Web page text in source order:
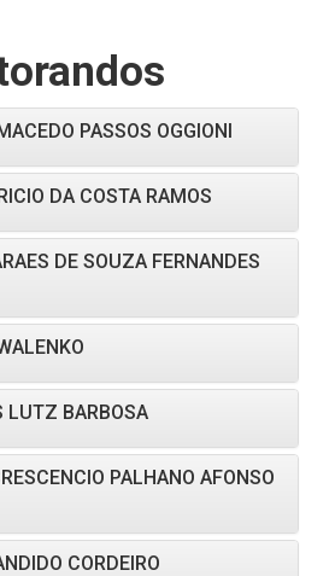
PASSOS OGGIONI
DA COSTA RAMOS
DE SOUZA FERNANDES
LUTZ BARBOSA
PALHANO AFONSO
CORDEIRO